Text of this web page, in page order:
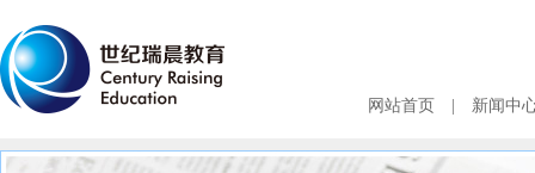
网站首页 新闻中